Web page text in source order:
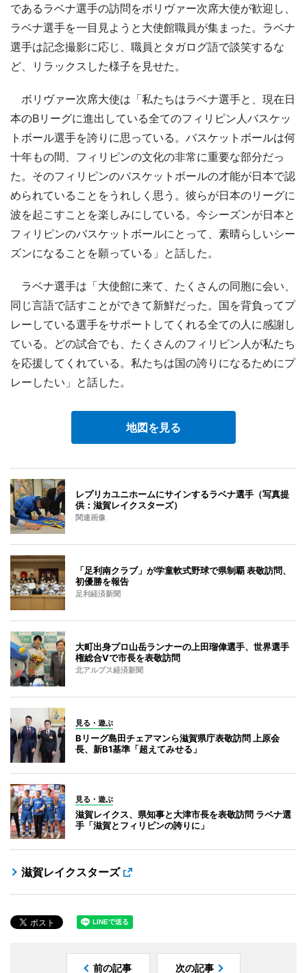
であるラベナ選手の訪問をボリヴァー次席大使が歓迎し、
ラベナ選手を一目見ようと大使館職員が集まった。ラベナ
選手は記念撮影に応じ、職員とタガログ語で談笑するな
ど、リラックスした様子を見せた。
ボリヴァー次席大使は「私たちはラベナ選手と、現在日
本のBリーグに進出している全てのフィリピン人バスケッ
トボール選手を誇りに思っている。バスケットボールは何
十年もの間、フィリピンの文化の非常に重要な部分だっ
た。そのフィリピンのバスケットボールの才能が日本で認
められていることをうれしく思う。彼らが日本のリーグに
波を起こすことを楽しみにしている。今シーズンが日本と
フィリピンのバスケットボールにとって、素晴らしいシー
ズンになることを願っている」と話した。
ラベナ選手は「大使館に来て、たくさんの同胞に会い、
同じ言語で話すことができて新鮮だった。国を背負ってプ
レーしている選手をサポートしてくれる全ての人に感謝し
ている。どの試合でも、たくさんのフィリピン人が私たち
を応援してくれている。私たちは国の誇りになるためにプ
レーしたい」と話した。
地図を見る
レプリカユニホームにサインするラベナ選手（写真提
供：滋賀レイクスターズ）
関連画像
「足利南クラブ」が学童軟式野球で県制覇 表敬訪問、
初優勝を報告
足利経済新聞
大町出身プロ山岳ランナーの上田瑠偉選手、世界選手
権総合Vで市長を表敬訪問
北アルプス経済新聞
見る・遊ぶ
Bリーグ島田チェアマンら滋賀県庁表敬訪問 上原会
長、新B1基準「超えてみせる」
見る・遊ぶ
滋賀レイクス、県知事と大津市長を表敬訪問 ラベナ選
手「滋賀とフィリピンの誇りに」
滋賀レイクスターズ
前の記事 次の記事